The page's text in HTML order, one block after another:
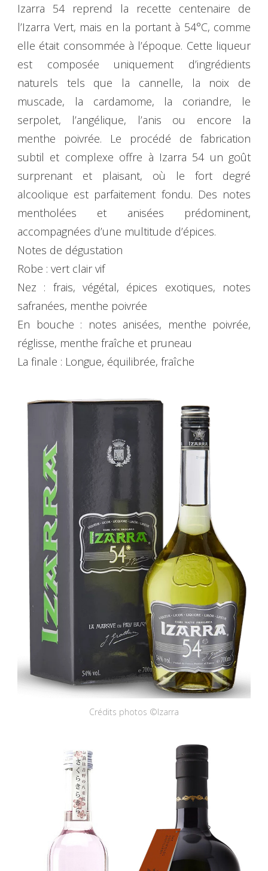
Izarra 54 reprend la recette centenaire de
l’Izarra Vert, mais en la portant à 54°C, comme
elle était consommée à l’époque. Cette liqueur
est composée uniquement d’ingrédients
naturels tels que la cannelle, la noix de
muscade, la cardamome, la coriandre, le
serpolet, l’angélique, l’anis ou encore la
menthe poivrée. Le procédé de fabrication
subtil et complexe offre à Izarra 54 un goût
surprenant et plaisant, où le fort degré
alcoolique est parfaitement fondu. Des notes
mentholées et anisées prédominent,
accompagnées d’une multitude d’épices.
Notes de dégustation
Robe : vert clair vif
Nez : frais, végétal, épices exotiques, notes
safranées, menthe poivrée
En bouche : notes anisées, menthe poivrée,
réglisse, menthe fraîche et pruneau
La finale : Longue, équilibrée, fraîche
Crédits photos ©Izarra